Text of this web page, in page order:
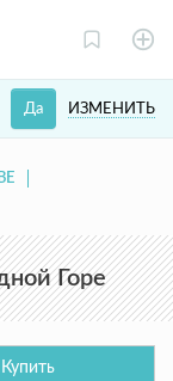
ИЗМЕНИТЬ
Да
Горе
Купить